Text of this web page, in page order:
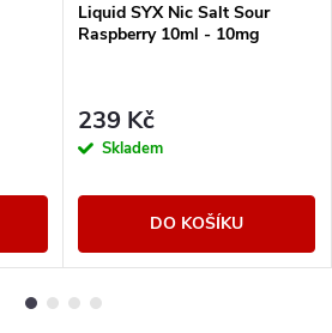
Liquid SYX Nic Salt Sour
Raspberry 10ml - 10mg
239 Kč
Skladem
DO KOŠÍKU